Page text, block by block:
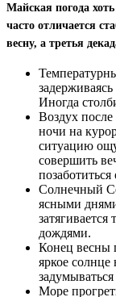
Майская погода
часто отличается
весну, а третья
Иногда
Воздух после
ночи на
ситуацию
совершить
Солнечный
ясными
дождями.
Конец весны
яркое солнце
Море